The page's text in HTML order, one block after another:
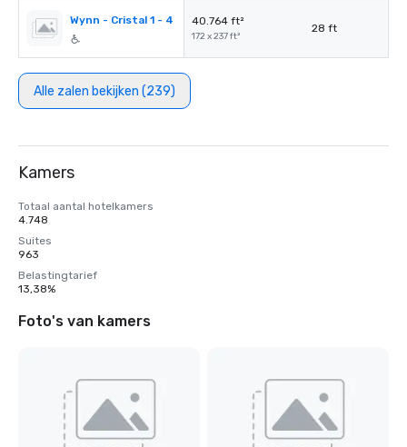
Wynn - Cristal 1 - 4 40.764 ft²
172 x 237 ft²
28 ft
Alle zalen bekijken (239)
Kamers
Totaal aantal hotelkamers
4.748
Suites
963
Belastingtarief
13,38%
Foto's van kamers